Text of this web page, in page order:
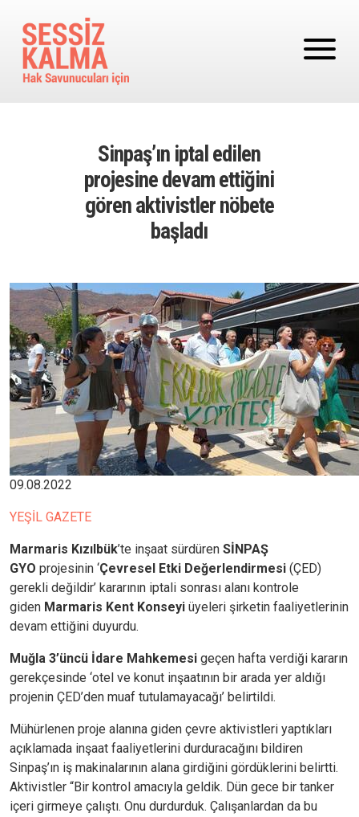
Sinpaş’ın iptal edilen
projesine devam ettiğini
gören aktivistler nöbete
başladı
Image
09.08.2022
YEŞİL GAZETE
Marmaris Kızılbük’te inşaat sürdüren SİNPAŞ
GYO projesinin ‘Çevresel Etki Değerlendirmesi (ÇED)
gerekli değildir’ kararının iptali sonrası alanı kontrole
giden Marmaris Kent Konseyi üyeleri şirketin faaliyetlerinin
devam ettiğini duyurdu.
Muğla 3’üncü İdare Mahkemesi geçen hafta verdiği kararın
gerekçesinde ‘otel ve konut inşaatının bir arada yer aldığı
projenin ÇED’den muaf tutulamayacağı’ belirtildi.
Mühürlenen proje alanına giden çevre aktivistleri yaptıkları
açıklamada inşaat faaliyetlerini durduracağını bildiren
Sinpaş’ın iş makinalarının alana girdiğini gördüklerini belirtti.
Aktivistler “Bir kontrol amacıyla geldik. Dün gece bir tanker
içeri girmeye çalıştı. Onu durdurduk. Çalışanlardan da bu